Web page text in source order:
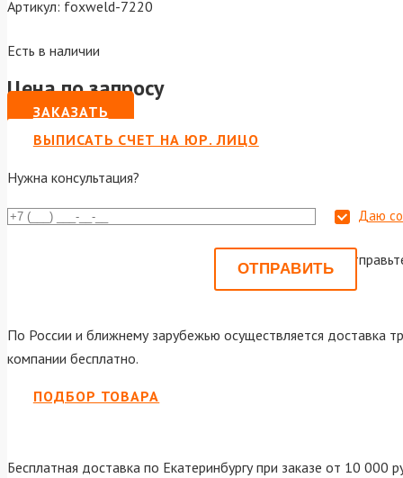
Артикул: foxweld-7220
Есть в наличии
Цена по запросу
ЗАКАЗАТЬ
ВЫПИСАТЬ СЧЕТ НА ЮР. ЛИЦО
Нужна консультация?
Даю
Или
По России и ближнему зарубежью осуществляется доставка
компании бесплатно.
ПОДБОР ТОВАРА
Бесплатная доставка по Екатеринбургу при заказе от 10 000